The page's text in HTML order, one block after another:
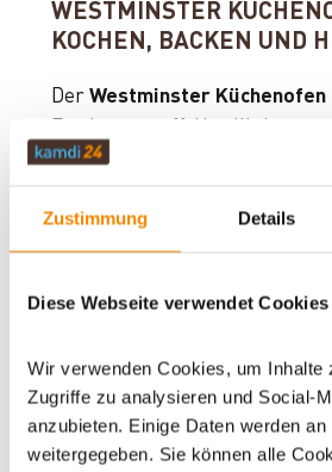
Zustimmung Details
Diese Webseite verwendet Cookies
Wir verwenden Cookies, um Inhalte
Zugriffe zu analysieren und Social-
anzubieten. Einige Daten werden an
weitergegeben. Sie können alle
WESTMINSTER
KOCHEN, BACKEN UND
DerWestminster Küchenofen
Wamsler)
bis zum Landhaus-
Keramikverkleidung führt.
und Raumheizung in einem
Die Westminster-Küchenöfen
Wamsler-Tradition des
Das Backfach mit